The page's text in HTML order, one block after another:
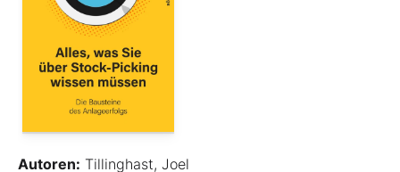
Autoren: Tillinghast, Joel